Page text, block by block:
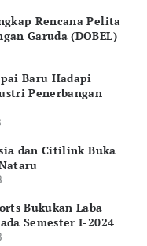
Rencana Pelita
Garuda (DOBEL)
Baru Hadapi
Penerbangan
dan Citilink Buka
Bukukan Laba
Semester I-2024